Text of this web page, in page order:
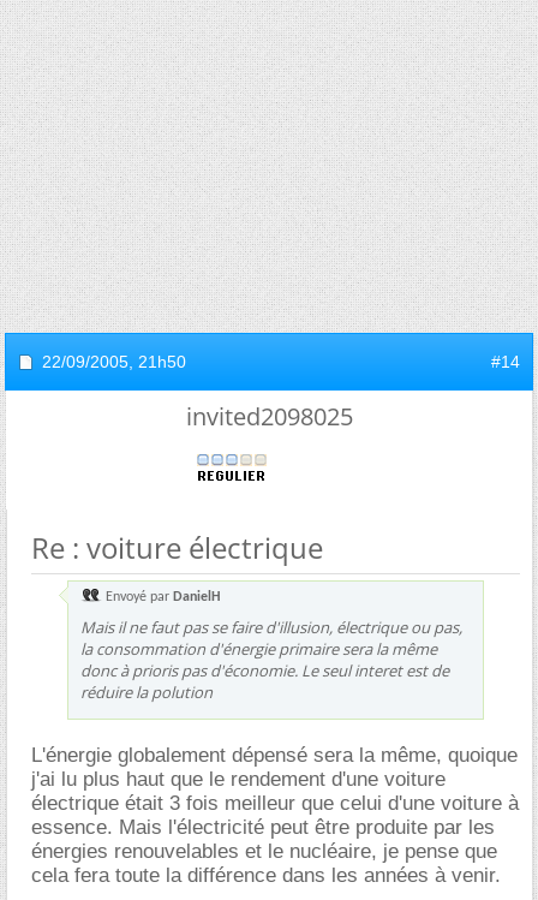
22/09/2005, 21h50 #14
invited2098025
Re : voiture électrique
Envoyé par DanielH
Mais il ne faut pas se faire d'illusion, électrique ou pas,
la consommation d'énergie primaire sera la même
donc à prioris pas d'économie. Le seul interet est de
réduire la polution
L'énergie globalement dépensé sera la même, quoique
j'ai lu plus haut que le rendement d'une voiture
électrique était 3 fois meilleur que celui d'une voiture à
essence. Mais l'électricité peut être produite par les
énergies renouvelables et le nucléaire, je pense que
cela fera toute la différence dans les années à venir.